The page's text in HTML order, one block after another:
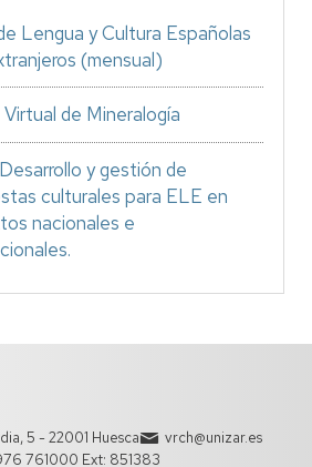
Lengua y Cultura Españolas
(mensual)
de Mineralogía
y gestión de
culturales para ELE en
nacionales e
5 - 22001 Huesca
vrch@unizar.es
761000 Ext: 851383